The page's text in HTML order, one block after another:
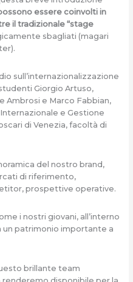
essere coinvolti in
il tradizionale “stage
sbagliati (magari
sull’internazionalizzazione
Giorgio Artuso,
Ambrosi e Marco Fabbian,
e Gestione
di Venezia, facoltà di
del nostro brand,
di riferimento,
prospettive operative.
i nostri giovani, all’interno
un patrimonio importante a
brillante team